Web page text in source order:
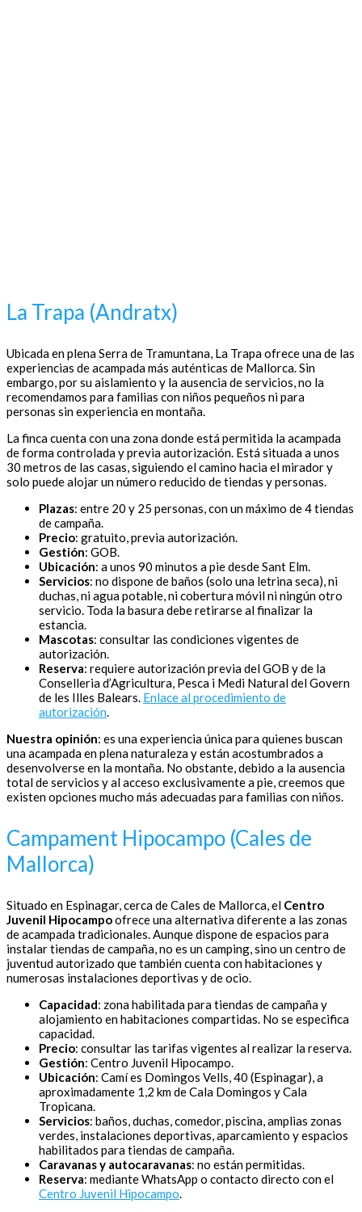
La Trapa (Andratx)
Ubicada en plena Serra de Tramuntana, La Trapa ofrece una de las
experiencias de acampada más auténticas de Mallorca. Sin
embargo, por su aislamiento y la ausencia de servicios, no la
recomendamos para familias con niños pequeños ni para
personas sin experiencia en montaña.
La finca cuenta con una zona donde está permitida la acampada
de forma controlada y previa autorización. Está situada a unos
30 metros de las casas, siguiendo el camino hacia el mirador y
solo puede alojar un número reducido de tiendas y personas.
Plazas: entre 20 y 25 personas, con un máximo de 4 tiendas
de campaña.
Precio: gratuito, previa autorización.
Gestión: GOB.
Ubicación: a unos 90 minutos a pie desde Sant Elm.
Servicios: no dispone de baños (solo una letrina seca), ni
duchas, ni agua potable, ni cobertura móvil ni ningún otro
servicio. Toda la basura debe retirarse al finalizar la
estancia.
Mascotas: consultar las condiciones vigentes de
autorización.
Reserva: requiere autorización previa del GOB y de la
Conselleria d’Agricultura, Pesca i Medi Natural del Govern
de les Illes Balears. Enlace al procedimiento de
autorización.
Nuestra opinión: es una experiencia única para quienes buscan
una acampada en plena naturaleza y están acostumbrados a
desenvolverse en la montaña. No obstante, debido a la ausencia
total de servicios y al acceso exclusivamente a pie, creemos que
existen opciones mucho más adecuadas para familias con niños.
Campament Hipocampo (Cales de
Mallorca)
Situado en Espinagar, cerca de Cales de Mallorca, el Centro
Juvenil Hipocampoofrece una alternativa diferente a las zonas
de acampada tradicionales. Aunque dispone de espacios para
instalar tiendas de campaña, no es un camping, sino un centro de
juventud autorizado que también cuenta con habitaciones y
numerosas instalaciones deportivas y de ocio.
Capacidad: zona habilitada para tiendas de campaña y
alojamiento en habitaciones compartidas. No se especifica
capacidad.
Precio: consultar las tarifas vigentes al realizar la reserva.
Gestión: Centro Juvenil Hipocampo.
Ubicación: Camí es Domingos Vells, 40 (Espinagar), a
aproximadamente 1,2 km de Cala Domingos y Cala
Tropicana.
Servicios: baños, duchas, comedor, piscina, amplias zonas
verdes, instalaciones deportivas, aparcamiento y espacios
habilitados para tiendas de campaña.
Caravanas y autocaravanas: no están permitidas.
Reserva: mediante WhatsApp o contacto directo con el
Centro Juvenil Hipocampo.